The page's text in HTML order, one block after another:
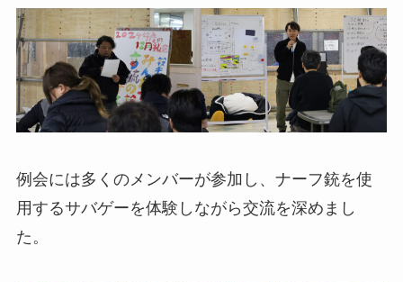
例会には多くのメンバーが参加し、ナーフ銃を使
用するサバゲーを体験しながら交流を深めまし
た。